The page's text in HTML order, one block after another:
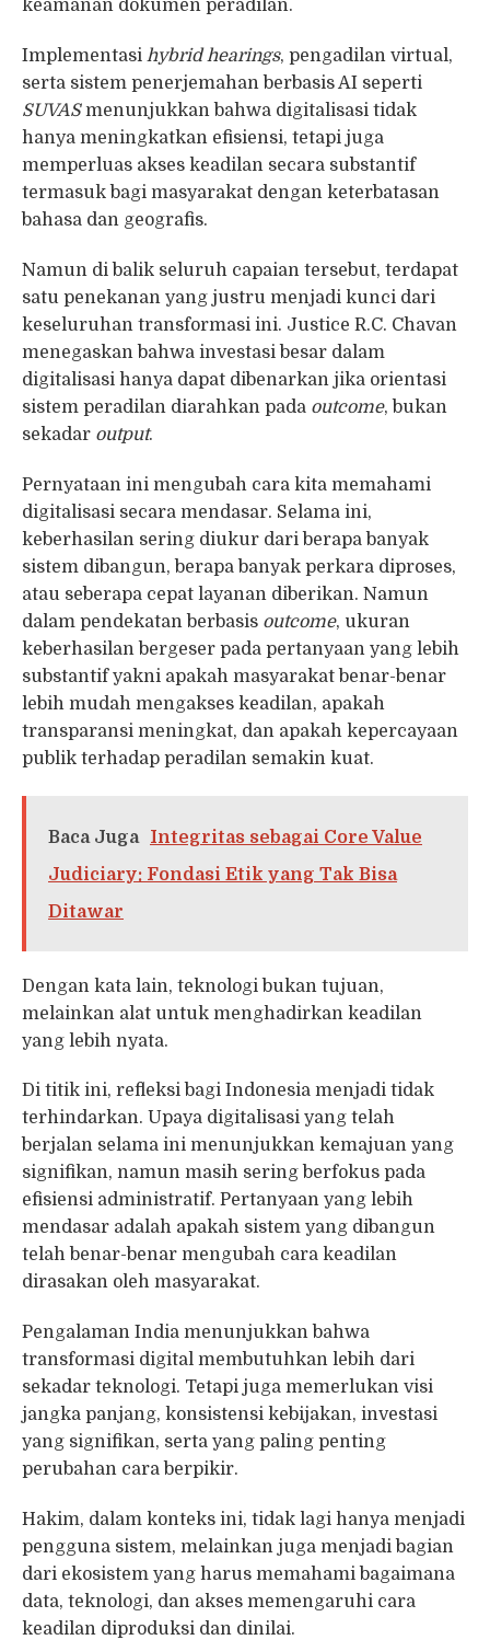
keamanan dokumen peradilan.
Implementasi hybrid hearings, pengadilan virtual,
serta sistem penerjemahan berbasis AI seperti
SUVASmenunjukkan bahwa digitalisasi tidak
hanya meningkatkan efisiensi, tetapi juga
memperluas akses keadilan secara substantif
termasuk bagi masyarakat dengan keterbatasan
bahasa dan geografis.
Namun di balik seluruh capaian tersebut, terdapat
satu penekanan yang justru menjadi kunci dari
keseluruhan transformasi ini. Justice R.C. Chavan
menegaskan bahwa investasi besar dalam
digitalisasi hanya dapat dibenarkan jika orientasi
sistem peradilan diarahkan pada outcome, bukan
sekadar output.
Pernyataan ini mengubah cara kita memahami
digitalisasi secara mendasar. Selama ini,
keberhasilan sering diukur dari berapa banyak
sistem dibangun, berapa banyak perkara diproses,
atau seberapa cepat layanan diberikan. Namun
dalam pendekatan berbasis outcome, ukuran
keberhasilan bergeser pada pertanyaan yang lebih
substantif yakni apakah masyarakat benar-benar
lebih mudah mengakses keadilan, apakah
transparansi meningkat, dan apakah kepercayaan
publik terhadap peradilan semakin kuat.
Baca Juga
Integritas sebagai Core Value
Judiciary: Fondasi Etik yang Tak Bisa
Ditawar
Dengan kata lain, teknologi bukan tujuan,
melainkan alat untuk menghadirkan keadilan
yang lebih nyata.
Di titik ini, refleksi bagi Indonesia menjadi tidak
terhindarkan. Upaya digitalisasi yang telah
berjalan selama ini menunjukkan kemajuan yang
signifikan, namun masih sering berfokus pada
efisiensi administratif. Pertanyaan yang lebih
mendasar adalah apakah sistem yang dibangun
telah benar-benar mengubah cara keadilan
dirasakan oleh masyarakat.
Pengalaman India menunjukkan bahwa
transformasi digital membutuhkan lebih dari
sekadar teknologi. Tetapi juga memerlukan visi
jangka panjang, konsistensi kebijakan, investasi
yang signifikan, serta yang paling penting
perubahan cara berpikir.
Hakim, dalam konteks ini, tidak lagi hanya menjadi
pengguna sistem, melainkan juga menjadi bagian
dari ekosistem yang harus memahami bagaimana
data, teknologi, dan akses memengaruhi cara
keadilan diproduksi dan dinilai.